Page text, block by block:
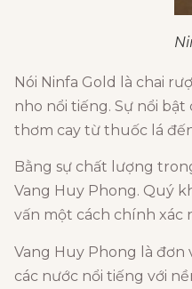
Nói Ninfa Gold là chai
nho nổi tiếng. Sự nổi
thơm cay từ thuốc lá
Bằng sự chất lượng
Vang Huy Phong. Quý
vấn một cách chính xác
Vang Huy Phong là
các nước nổi tiếng với